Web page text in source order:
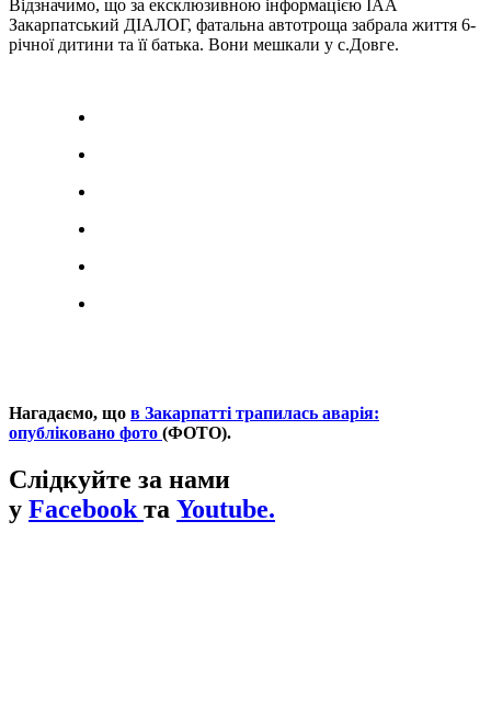
Відзначимо, що за ексклюзивною інформацією ІАА
Закарпатський ДІАЛОГ, фатальна автотроща забрала життя 6-
річної дитини та її батька. Вони мешкали у с.Довге.
Нагадаємо, що в Закарпатті трапилась аварія:
опубліковано фото (ФОТО).
Слідкуйте за нами
у Facebook та Youtube.